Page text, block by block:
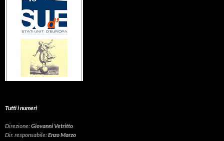
Tutti i numeri
Direzione:Giovanni Vetritto
Dir. responsabile:Enzo Marzo